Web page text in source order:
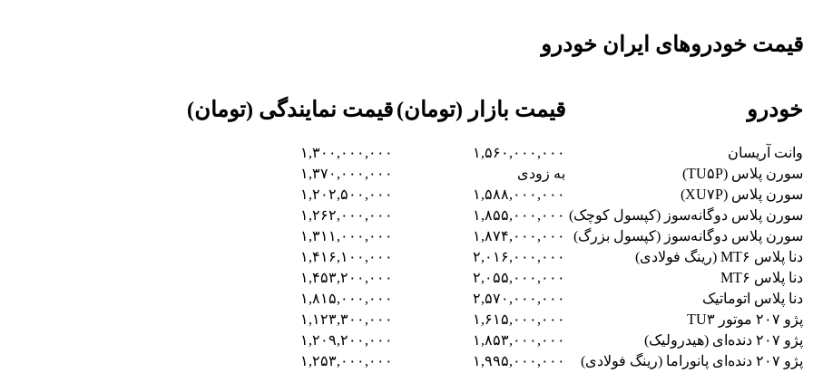
قیمت خودروهای ایران خودرو
خودرو قیمت بازار (تومان)قیمت نمایندگی (تومان)
وانت آریسان ۱,۵۶۰,۰۰۰,۰۰۰
۱,۳۰۰,۰۰۰,۰۰۰
سورن پلاس (TU۵P)
به زودی
۱,۳۷۰,۰۰۰,۰۰۰
سورن پلاس (XU۷P)
۱,۵۸۸,۰۰۰,۰۰۰
۱,۲۰۲,۵۰۰,۰۰۰
سورن پلاس دوگانه‌سوز (کپسول کوچک) ۱,۸۵۵,۰۰۰,۰۰۰
۱,۲۶۲,۰۰۰,۰۰۰
سورن پلاس دوگانه‌سوز (کپسول بزرگ)
۱,۸۷۴,۰۰۰,۰۰۰
۱,۳۱۱,۰۰۰,۰۰۰
دنا پلاس MT۶ (رینگ فولادی)
۲,۰۱۶,۰۰۰,۰۰۰
۱,۴۱۶,۱۰۰,۰۰۰
دنا پلاس MT۶
۲,۰۵۵,۰۰۰,۰۰۰
۱,۴۵۳,۲۰۰,۰۰۰
دنا پلاس اتوماتیک
۲,۵۷۰,۰۰۰,۰۰۰
۱,۸۱۵,۰۰۰,۰۰۰
پژو ۲۰۷ موتور TU۳
۱,۶۱۵,۰۰۰,۰۰۰
۱,۱۲۳,۳۰۰,۰۰۰
پژو ۲۰۷ دنده‌ای (هیدرولیک)
۱,۸۵۳,۰۰۰,۰۰۰
۱,۲۰۹,۲۰۰,۰۰۰
پژو ۲۰۷ دنده‌ای پانوراما (رینگ فولادی)
۱,۹۹۵,۰۰۰,۰۰۰
۱,۲۵۳,۰۰۰,۰۰۰